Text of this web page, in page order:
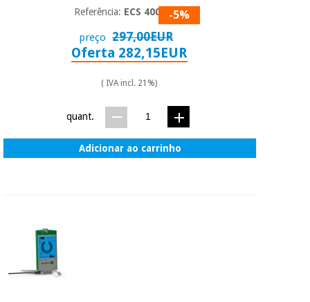
Referência: ECS 400A -5%
preço 297,00EUR
Oferta 282,15EUR
( IVA incl. 21%)
quant.
Adicionar ao carrinho